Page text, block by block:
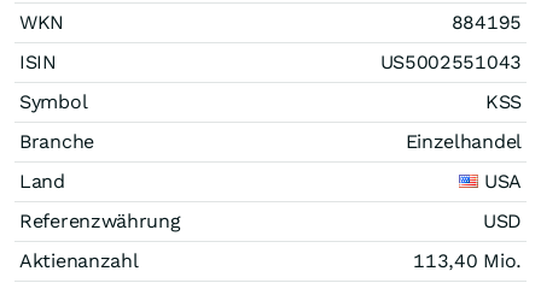
WKN
884195
ISIN
US5002551043
Symbol
KSS
Branche
Einzelhandel
Land
USA
Referenzwährung
USD
Aktienanzahl
113,40 Mio.